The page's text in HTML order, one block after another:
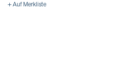
+ Auf Merkliste